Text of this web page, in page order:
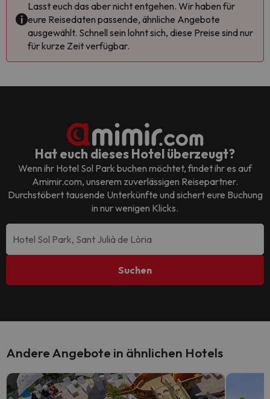
Lasst euch das aber nicht entgehen. Wir haben für
eure Reisedaten passende, ähnliche Angebote
ausgewählt. Schnell sein lohnt sich, diese Preise sind nur
für kurze Zeit verfügbar.
Hat euch dieses Hotel überzeugt?
Wenn ihr Hotel Sol Park buchen möchtet, findet ihr es auf
Amimir.com, unserem zuverlässigen Reisepartner.
Durchstöbert tausende Unterkünfte und sichert eure Buchung
in nur wenigen Klicks.
Suchen
Andere Angebote in ähnlichen Hotels